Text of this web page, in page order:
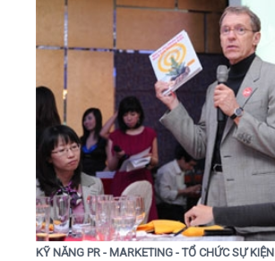
KỸ NĂNG PR - MARKETING - TỔ CHỨC SỰ KIỆN